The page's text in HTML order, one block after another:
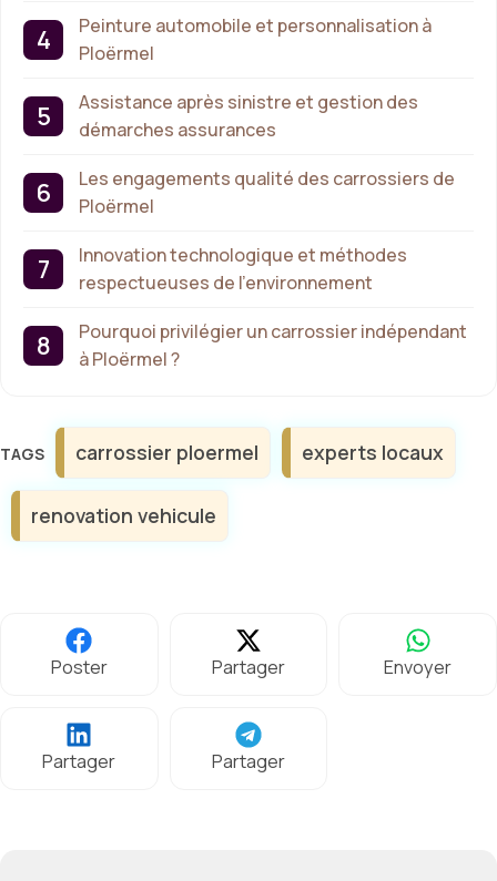
Peinture automobile et personnalisation à
Ploërmel
Assistance après sinistre et gestion des
démarches assurances
Les engagements qualité des carrossiers de
Ploërmel
Innovation technologique et méthodes
respectueuses de l’environnement
Pourquoi privilégier un carrossier indépendant
à Ploërmel ?
Étiquettes
carrossier ploermel experts locaux
renovation vehicule
Poster Partager Envoyer
Partager Partager